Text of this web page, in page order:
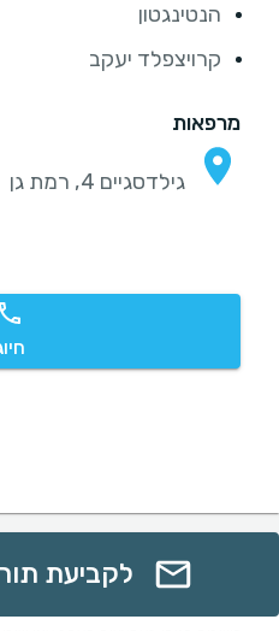
הנטינגטון
קרויצפלד יעקב
מרפאות
גילדסגיים 4, רמת גן
לקביעת